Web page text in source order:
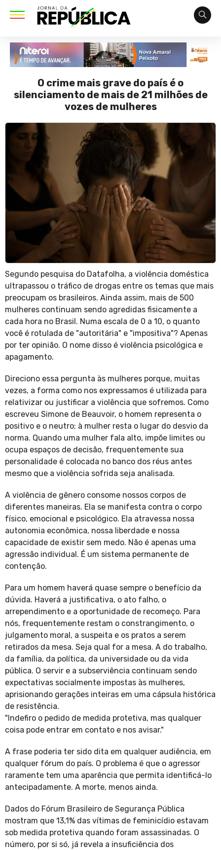
O crime mais grave do país é o
silenciamento de mais de 21 milhões de
vozes de mulheres
Segundo pesquisa do Datafolha, a violência doméstica
ultrapassou o tráfico de drogas entre os temas que mais
preocupam os brasileiros. Ainda assim, mais de 500
mulheres continuam sendo agredidas fisicamente a
cada hora no Brasil. Numa escala de 0 a 10, o quanto
você é rotulada de "autoritária" e "impositiva"? Apenas
por ter opinião. O nome disso é violência psicológica e
apagamento.
Direciono essa pergunta às mulheres porque, muitas
vezes, a forma como nos expressamos é utilizada para
relativizar ou justificar a violência que sofremos. Como
escreveu Simone de Beauvoir, o homem representa o
positivo e o neutro; à mulher resta o lugar do desvio da
norma. Quando uma mulher fala alto, impõe limites ou
ocupa espaços de decisão, frequentemente sua
personalidade é colocada no banco dos réus antes
mesmo que a violência sofrida seja analisada.
A violência de gênero consome nossos corpos de
diferentes maneiras. Ela se manifesta contra o corpo
físico, emocional e psicológico. Ela atravessa nossa
autonomia econômica, nossa liberdade e nossa
capacidade de existir sem medo. Não é apenas uma
agressão individual. É um sistema permanente de
contenção.
Para um homem haverá quase sempre o benefício da
dúvida. Haverá a justificativa, o ato falho, o
arrependimento e a oportunidade de recomeço. Para
nós, frequentemente restam o constrangimento, o
julgamento moral, a suspeita e os pratos a serem
retirados da mesa. Seja qual for a mesa. A do trabalho,
da família, da política, da universidade ou da vida
pública. O servir e a subserviência continuam sendo
expectativas socialmente impostas às mulheres,
aprisionando gerações inteiras em uma cápsula histórica
de resistência.
"Indefiro o pedido de medida protetiva, mas qualquer
coisa pode entrar em contato e nos avisar."
A frase poderia ter sido dita em qualquer audiência, em
qualquer fórum do país. O problema é que o agressor
raramente tem uma aparência que permita identificá-lo
antecipadamente. A morte, menos ainda.
Dados do Fórum Brasileiro de Segurança Pública
mostram que 13,1% das vítimas de feminicídio estavam
sob medida protetiva quando foram assassinadas. O
número, por si só, já revela a insuficiência dos